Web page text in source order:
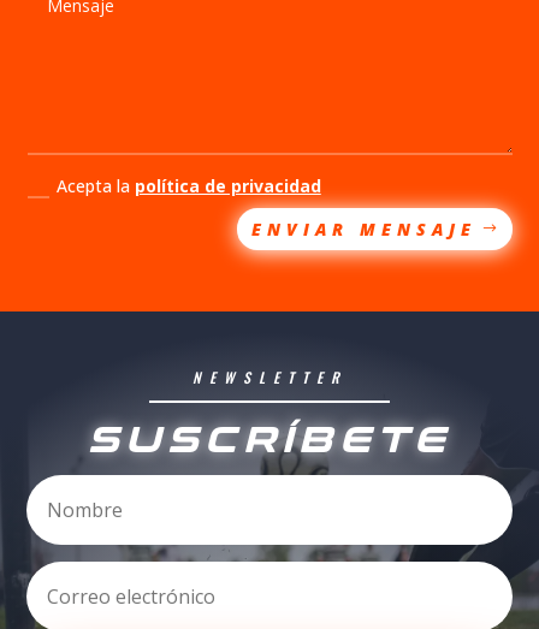
Acepta la política de privacidad
ENVIAR MENSAJE
NEWSLETTER
SUSCRÍBETE